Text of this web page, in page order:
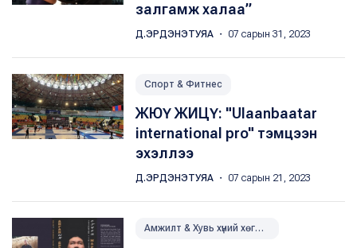
залгамж халаа”
Д.ЭРДЭНЭТУЯА ・ 07 сарын 31, 2023
Спорт & Фитнес
ЖЮҮ ЖИЦҮ: "Ulaanbaatar
international pro" тэмцээн
эхэллээ
Д.ЭРДЭНЭТУЯА ・ 07 сарын 21, 2023
Амжилт & Хувь хүний хөгжил